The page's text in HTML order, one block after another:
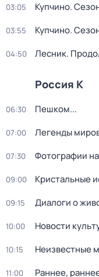
03:05 Купчино.
03:55 Купчино.
04:50 Лесник.
Россия К
06:30 Пешком...
07:00 Легенды
07:30 Фотографии
09:00 Кристальные
09:15 Диалоги о
10:00 Новости
10:15 Неизвестные
11:00 Раннее,